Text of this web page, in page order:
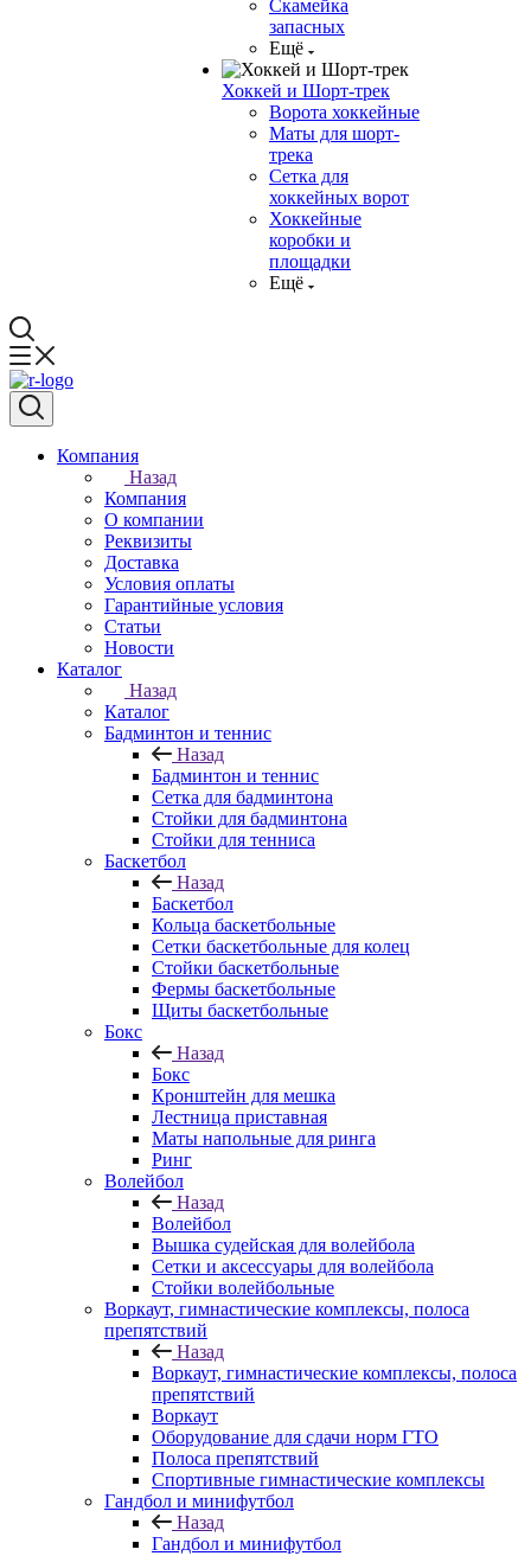
Скамейка
запасных
Ещё
Хоккей и Шорт-трек
Ворота хоккейные
Маты для шорт-
трека
Сетка для
хоккейных ворот
Хоккейные
коробки и
площадки
Ещё
Компания
Назад
Компания
О компании
Реквизиты
Доставка
Условия оплаты
Гарантийные условия
Статьи
Новости
Каталог
Назад
Каталог
Бадминтон и теннис
Назад
Бадминтон и теннис
Сетка для бадминтона
Стойки для бадминтона
Стойки для тенниса
Баскетбол
Назад
Баскетбол
Кольца баскетбольные
Сетки баскетбольные для колец
Стойки баскетбольные
Фермы баскетбольные
Щиты баскетбольные
Бокс
Назад
Бокс
Кронштейн для мешка
Лестница приставная
Маты напольные для ринга
Ринг
Волейбол
Назад
Волейбол
Вышка судейская для волейбола
Сетки и аксессуары для волейбола
Стойки волейбольные
Воркаут, гимнастические комплексы, полоса
препятствий
Назад
Воркаут, гимнастические комплексы, полоса
препятствий
Воркаут
Оборудование для сдачи норм ГТО
Полоса препятствий
Спортивные гимнастические комплексы
Гандбол и минифутбол
Назад
Гандбол и минифутбол